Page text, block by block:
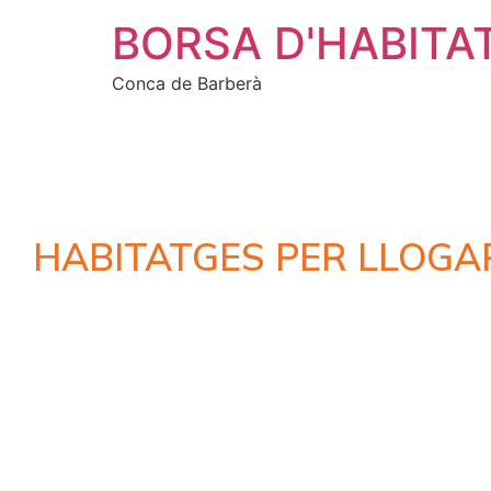
BORSA
Conca de Barberà
HABITATGES PER